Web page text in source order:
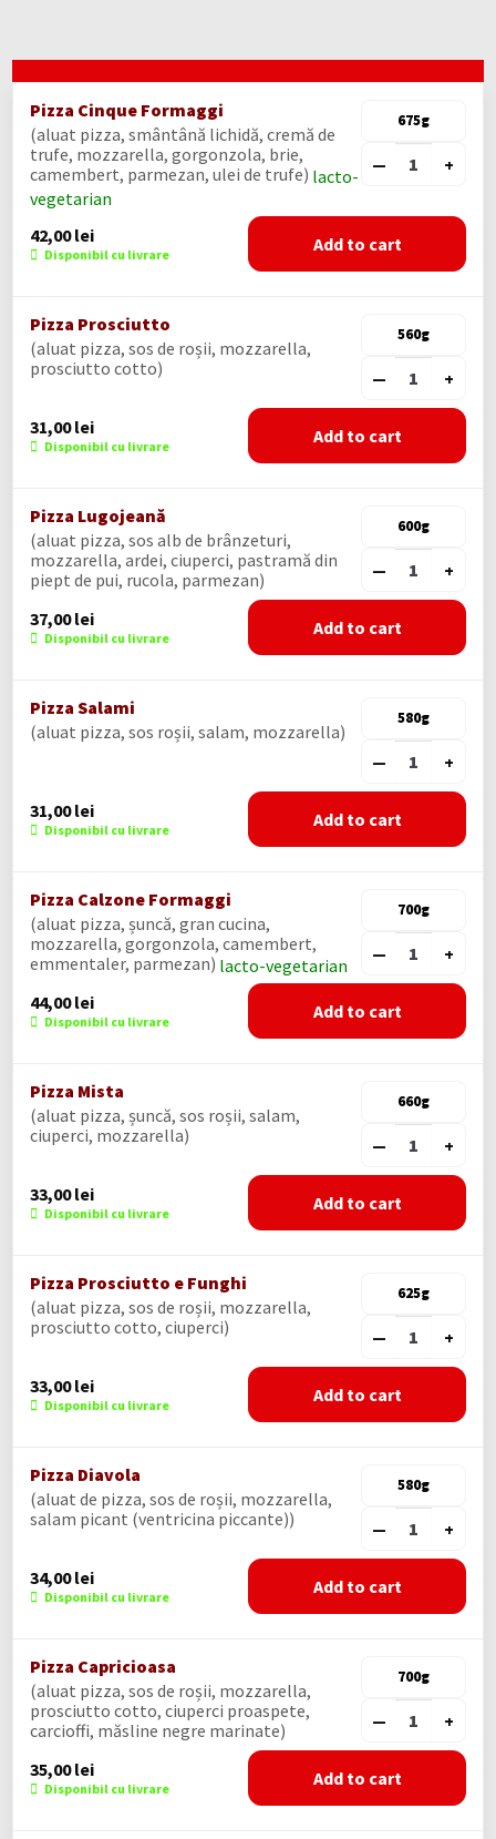
Pizza Cinque Formaggi
(aluat pizza, smântână lichidă, cremă de
trufe, mozzarella, gorgonzola, brie,
camembert, parmezan, ulei de trufe) lacto-
vegetarian
675g
— +
42,00lei
Disponibil cu livrare Add to cart
Pizza Prosciutto
(aluat pizza, sos de roșii, mozzarella,
prosciutto cotto)
560g
— +
31,00lei
Disponibil cu livrare Add to cart
Pizza Lugojeană
(aluat pizza, sos alb de brânzeturi,
mozzarella, ardei, ciuperci, pastramă din
piept de pui, rucola, parmezan)
600g
— +
37,00lei
Disponibil cu livrare Add to cart
Pizza Salami
(aluat pizza, sos roșii, salam, mozzarella)
580g
— +
31,00lei
Disponibil cu livrare Add to cart
Pizza Calzone Formaggi
(aluat pizza, șuncă, gran cucina,
mozzarella, gorgonzola, camembert,
emmentaler, parmezan) lacto-vegetarian
700g
— +
44,00lei
Disponibil cu livrare Add to cart
Pizza Mista
(aluat pizza, șuncă, sos roșii, salam,
ciuperci, mozzarella)
660g
— +
33,00lei
Disponibil cu livrare Add to cart
Pizza Prosciutto e Funghi
(aluat pizza, sos de roșii, mozzarella,
prosciutto cotto, ciuperci)
625g
— +
33,00lei
Disponibil cu livrare Add to cart
Pizza Diavola
(aluat de pizza, sos de roșii, mozzarella,
salam picant (ventricina piccante))
580g
— +
34,00lei
Disponibil cu livrare Add to cart
Pizza Capricioasa
(aluat pizza, sos de roșii, mozzarella,
prosciutto cotto, ciuperci proaspete,
carcioffi, măsline negre marinate)
700g
— +
35,00lei
Disponibil cu livrare Add to cart